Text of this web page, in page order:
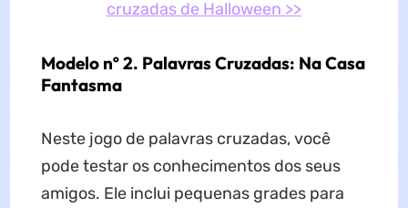
cruzadas de Halloween >>
Modelo nº 2. Palavras Cruzadas: Na Casa
Fantasma
Neste jogo de palavras cruzadas, você
pode testar os conhecimentos dos seus
amigos. Ele inclui pequenas grades para